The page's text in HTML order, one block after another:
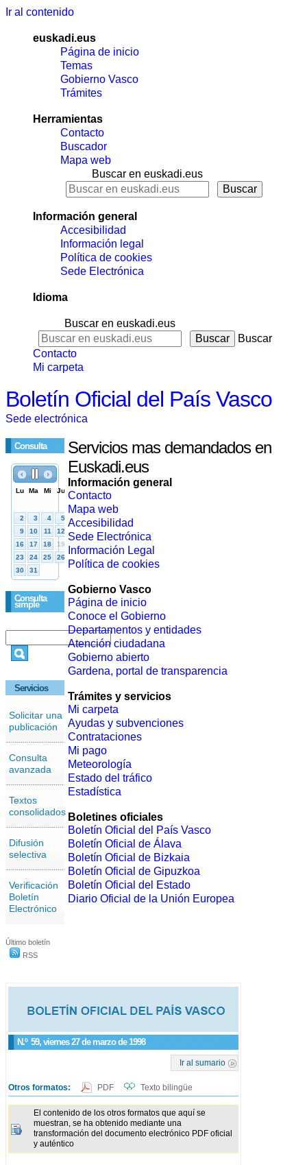
Ir al contenido
euskadi.eus
Página de inicio
Temas
Gobierno Vasco
Trámites
Herramientas
Contacto
Buscador
Mapa web
Buscar en euskadi.eus
Información general
Accesibilidad
Información legal
Política de cookies
Sede Electrónica
Idioma
Buscar en euskadi.eus
Buscar
Contacto
Mi carpeta
Boletín Oficial del País Vasco
Sede electrónica
Consulta
Consulta
simple
Servicios
Solicitar una
publicación
Consulta
avanzada
Textos
consolidados
Difusión
selectiva
Verificación
Boletín
Electrónico
Último boletín
RSS
N.º 59, viernes 27 de marzo de 1998
Ir al sumario
Otros formatos: PDF Texto bilingüe
El contenido de los otros formatos que aquí se
muestran, se ha obtenido mediante una
transformación del documento electrónico PDF oficial
y auténtico
Servicios mas demandados en
Euskadi.eus
Información general
Contacto
Mapa web
Accesibilidad
Sede Electrónica
Información Legal
Política de cookies
Gobierno Vasco
Página de inicio
Conoce el Gobierno
Departamentos y entidades
Atención ciudadana
Gobierno abierto
Gardena, portal de transparencia
Trámites y servicios
Mi carpeta
Ayudas y subvenciones
Contrataciones
Mi pago
Meteorología
Estado del tráfico
Estadística
Boletines oficiales
Boletín Oficial del País Vasco
Boletín Oficial de Álava
Boletín Oficial de Bizkaia
Boletín Oficial de Gipuzkoa
Boletín Oficial del Estado
Diario Oficial de la Unión Europea